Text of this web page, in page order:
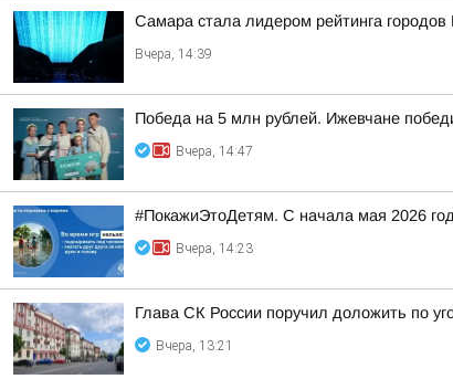
Самара стала лидером рейтинга городов
Вчера, 14:39
Победа на 5 млн рублей. Ижевчане
Вчера, 14:47
#ПокажиЭтоДетям. С начала мая 2026
Вчера, 14:23
Глава СК России поручил доложить по
Вчера, 13:21